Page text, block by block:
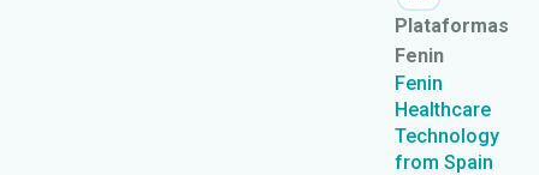
Plataformas
Fenin
Fenin
Healthcare
Technology
from Spain